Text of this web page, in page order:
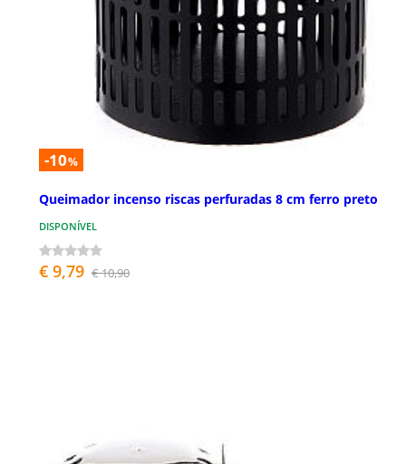
-10%
Queimador incenso riscas perfuradas 8 cm ferro preto
DISPONÍVEL
€ 9,79 € 10,90